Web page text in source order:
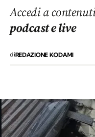
Accedi a
podcast e live
diREDAZIONE KODAMI